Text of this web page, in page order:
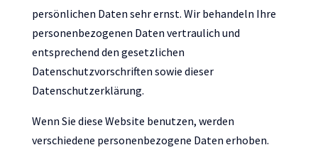
persönlichen Daten sehr ernst. Wir behandeln Ihre
personenbezogenen Daten vertraulich und
entsprechend den gesetzlichen
Datenschutzvorschriften sowie dieser
Datenschutzerklärung.
Wenn Sie diese Website benutzen, werden
verschiedene personenbezogene Daten erhoben.